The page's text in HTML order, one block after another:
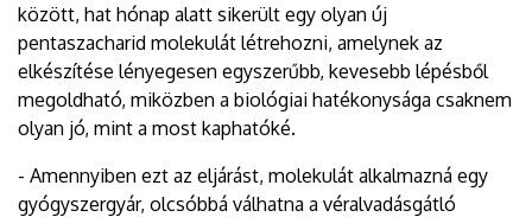
között, hat hónap alatt sikerült egy olyan új
pentaszacharid molekulát létrehozni, amelynek az
elkészítése lényegesen egyszerűbb, kevesebb lépésből
megoldható, miközben a biológiai hatékonysága csaknem
olyan jó, mint a most kaphatóké.
- Amennyiben ezt az eljárást, molekulát alkalmazná egy
gyógyszergyár, olcsóbbá válhatna a véralvadásgátló